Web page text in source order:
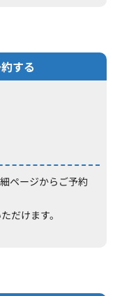
する
ページからご予約
だけます。